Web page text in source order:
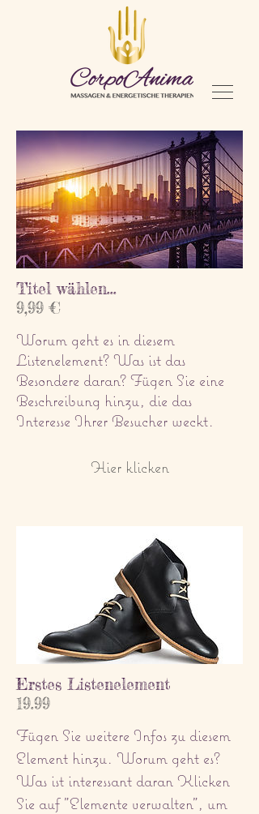
Titel wählen...
9,99 €
Worum geht es in diesem
Listenelement? Was ist das
Besondere daran? Fügen Sie eine
Beschreibung hinzu, die das
Interesse Ihrer Besucher weckt.
Hier klicken
Erstes Listenelement
19.99
Fügen Sie weitere Infos zu diesem
Element hinzu. Worum geht es?
Was ist interessant daran Klicken
Sie auf "Elemente verwalten", um